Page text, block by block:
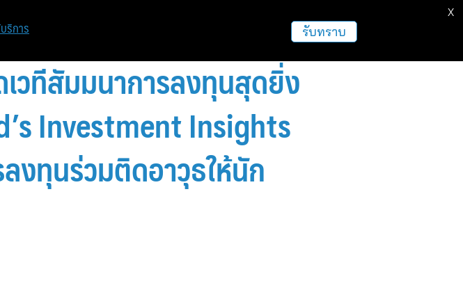
ว ฝากข่าวประชาสัมพันธ์
วทีสัมมนาการลงทุนสุดยิ่ง
Investment Insights
งทุนร่วมติดอาวุธให้นัก
ริการ รับทราบ
X